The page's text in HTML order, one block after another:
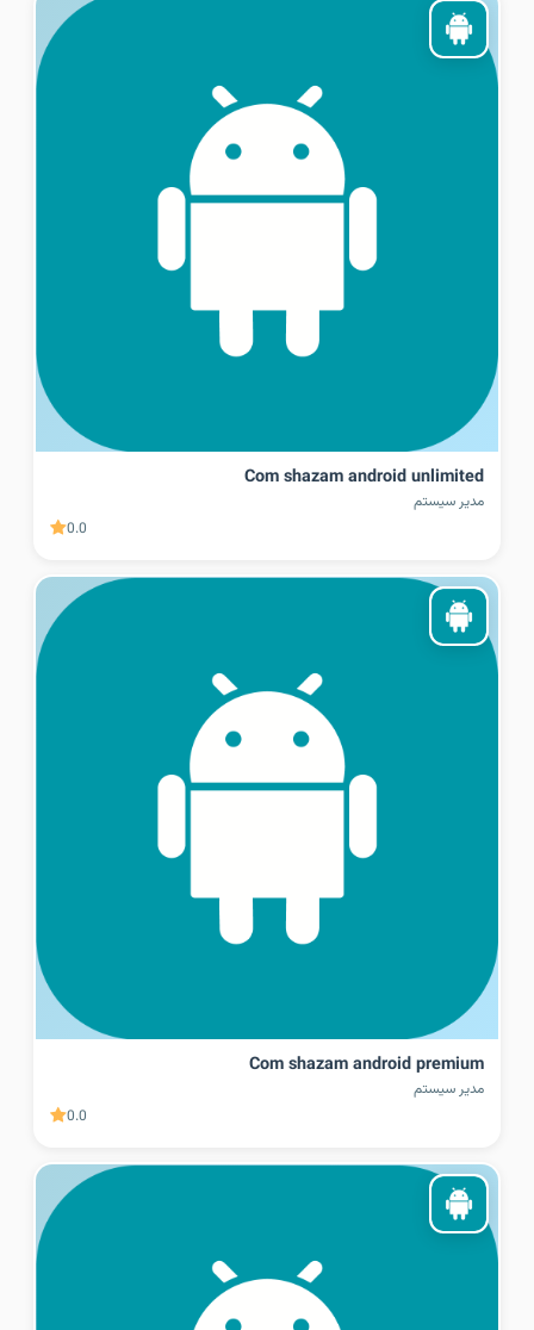
Com shazam android unlimited
مدیر سیستم
0.0
Com shazam android premium
مدیر سیستم
0.0